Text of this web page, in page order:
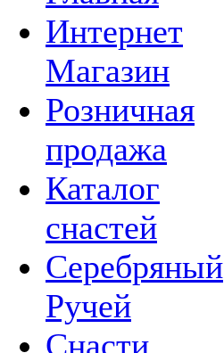
Интернет
Магазин
Розничная
продажа
Каталог
снастей
Серебряный
Ручей
Снасти